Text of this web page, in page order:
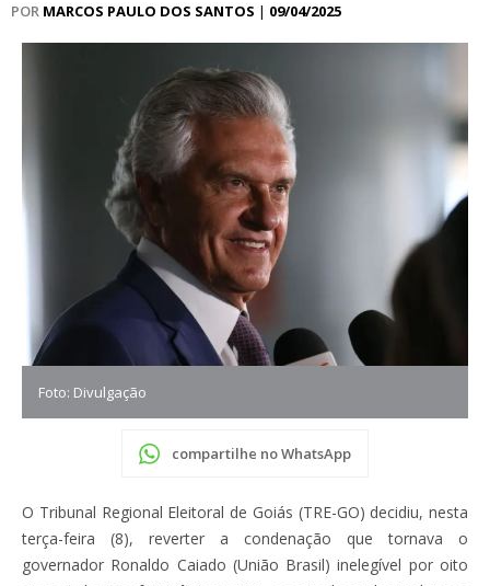
POR MARCOS PAULO DOS SANTOS | 09/04/2025
Foto: Divulgação
compartilhe no WhatsApp
O Tribunal Regional Eleitoral de Goiás (TRE-GO) decidiu, nesta
terça-feira (8), reverter a condenação que tornava o
governador Ronaldo Caiado (União Brasil) inelegível por oito